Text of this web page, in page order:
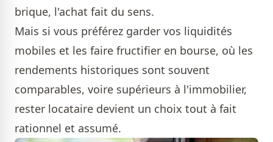
brique, l'achat fait du sens.
Mais si vous préférez garder vos liquidités
mobiles et les faire fructifier en bourse, où les
rendements historiques sont souvent
comparables, voire supérieurs à l'immobilier,
rester locataire devient un choix tout à fait
rationnel et assumé.